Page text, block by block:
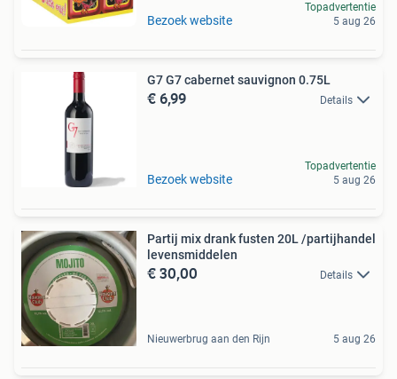
Bezoek website
Topadvertentie
5 aug 26
G7 G7 cabernet sauvignon 0.75L
€ 6,99 Details
Bezoek website
Topadvertentie
5 aug 26
Partij mix drank fusten 20L /partijhandel
levensmiddelen
€ 30,00 Details
Nieuwerbrug aan den Rijn 5 aug 26